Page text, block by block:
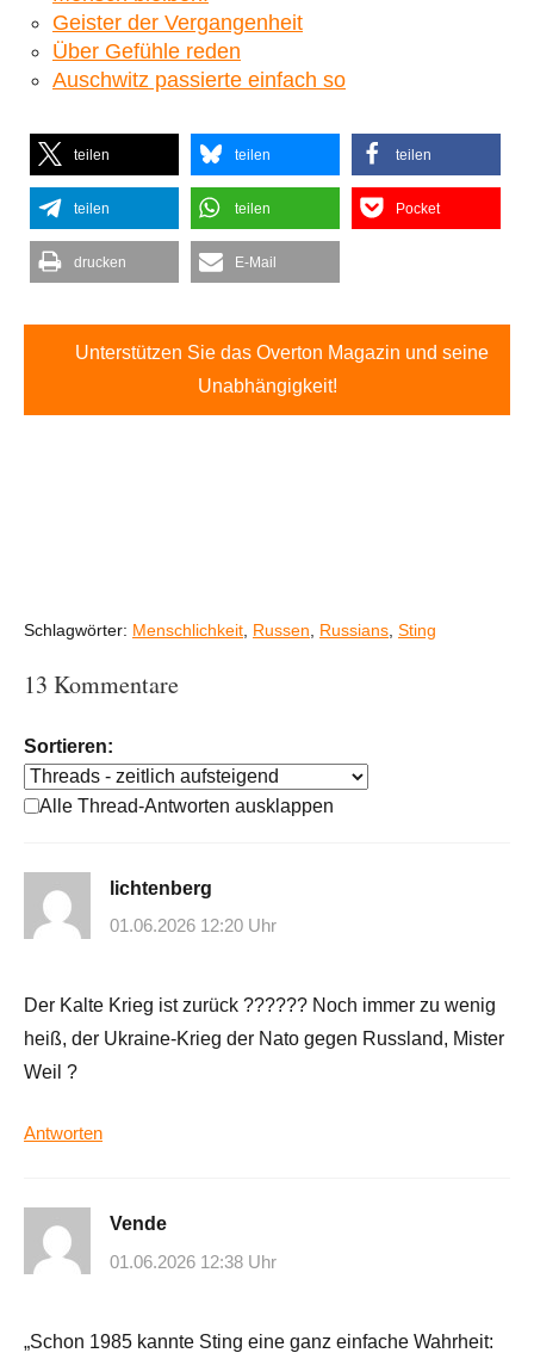
Geister der Vergangenheit
Über Gefühle reden
Auschwitz passierte einfach so
teilen teilen teilen
teilen teilen Pocket
drucken E-Mail
Unterstützen Sie das Overton Magazin und seine
Unabhängigkeit!
Schlagwörter: Menschlichkeit Russen Russians Sting
13 Kommentare
Sortieren:
Alle Thread-Antworten ausklappen
lichtenberg
01.06.2026 12:20 Uhr
Der Kalte Krieg ist zurück ?????? Noch immer zu wenig
heiß, der Ukraine-Krieg der Nato gegen Russland, Mister
Weil ?
Antworten
Vende
01.06.2026 12:38 Uhr
„Schon 1985 kannte Sting eine ganz einfache Wahrheit: